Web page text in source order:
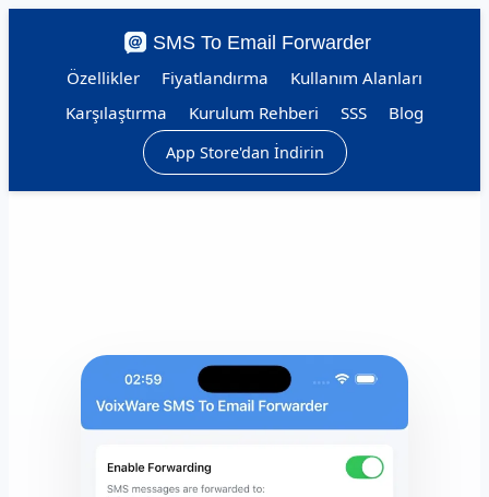
SMS To Email Forwarder
Özellikler
Fiyatlandırma
Kullanım Alanları
Karşılaştırma
Kurulum Rehberi SSS Blog
App Store'dan İndirin